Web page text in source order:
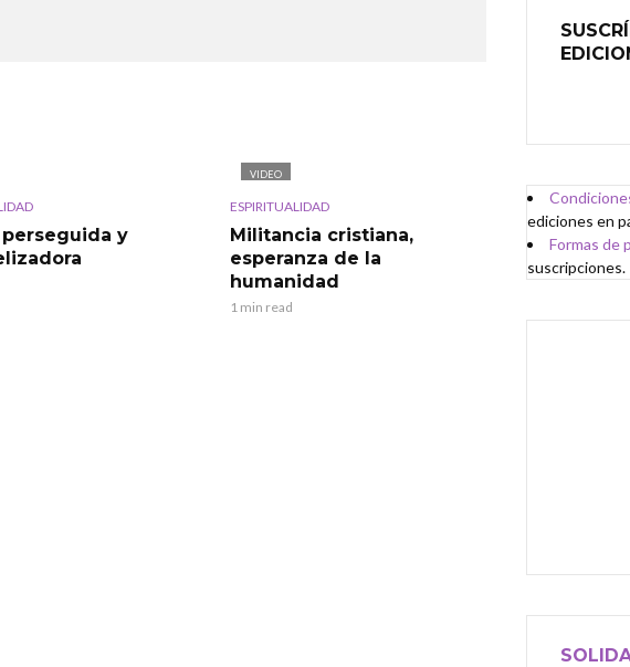
y
VIDEO
ESPIRITUALIDAD
Militancia cristiana,
esperanza de la
humanidad
1 min read
ediciones en
Formas de
suscripciones.